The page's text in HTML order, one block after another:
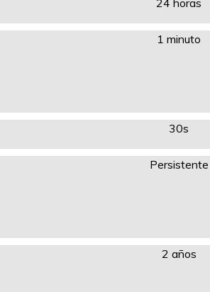
24 horas
1 minuto
30s
Persistente
2 años